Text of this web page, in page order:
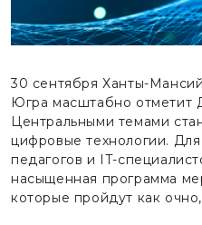
30 сентября Ханты-
Югра масштабно отметит
Центральными темами
цифровые технологии.
педагогов и IT-
насыщенная программа
которые пройдут как